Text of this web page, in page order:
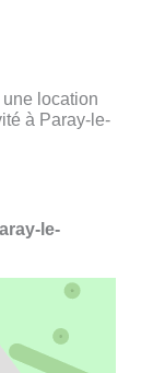
location
à Paray-le-
le-